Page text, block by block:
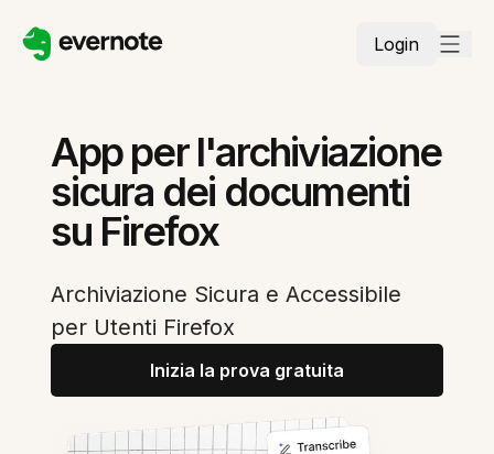
Login
App per l'archiviazione
sicura dei documenti
su Firefox
Archiviazione Sicura e Accessibile
per Utenti Firefox
Inizia la prova gratuita